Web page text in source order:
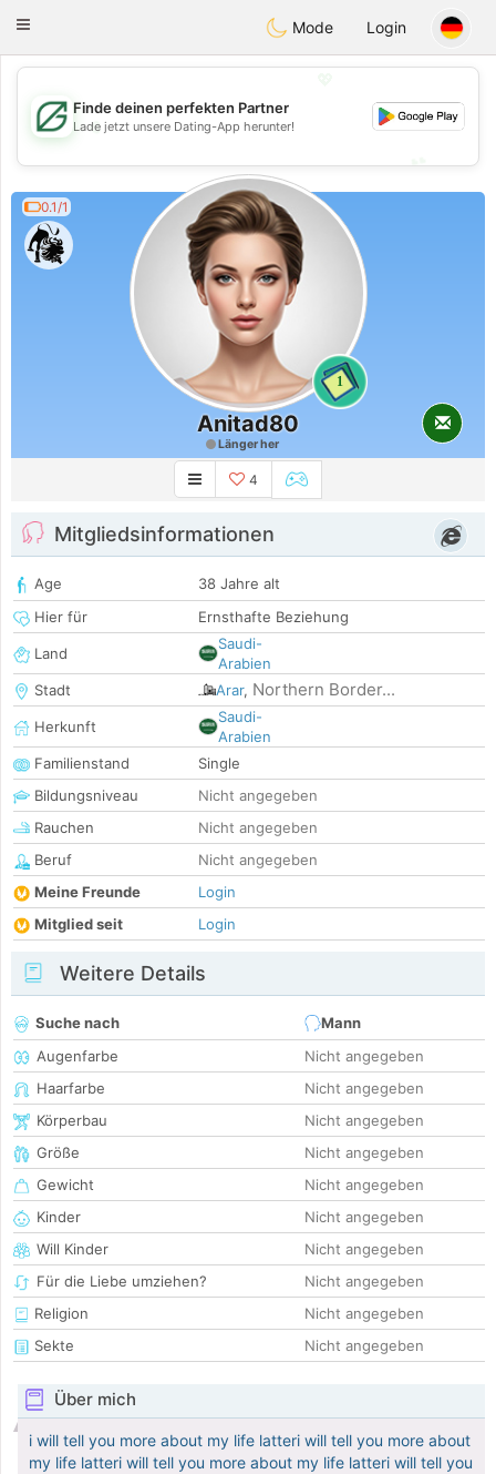
Dating
Toggle
Mode Login
💖
💕
Finde deinen perfekten Partner
Lade jetzt unsere Dating-App herunter!
0.1/1
1
Anitad80
Länger her
4
Mitgliedsinformationen
Age
38 Jahre alt
Hier für
Ernsthafte Beziehung
Land
Saudi-
Arabien
Stadt
Arar, Northern Border...
Herkunft
Saudi-
Arabien
Familienstand
Single
Bildungsniveau
Nicht angegeben
Rauchen
Nicht angegeben
Beruf
Nicht angegeben
Meine Freunde
Login
Mitglied seit
Login
Weitere Details
Suche nach
Mann
Augenfarbe
Nicht angegeben
Haarfarbe
Nicht angegeben
Körperbau
Nicht angegeben
Größe
Nicht angegeben
Gewicht
Nicht angegeben
Kinder
Nicht angegeben
Will Kinder
Nicht angegeben
Für die Liebe umziehen?
Nicht angegeben
Religion
Nicht angegeben
Sekte
Nicht angegeben
Über mich
i will tell you more about my life latteri will tell you more about
my life latteri will tell you more about my life latteri will tell you